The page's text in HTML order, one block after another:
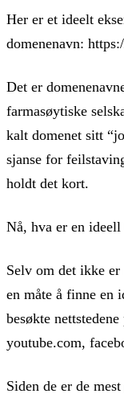
Her er et ideelt
domenenavn:
Det er
farmasøytiske
kalt domenet sitt
sjanse for
holdt det kort.
Nå, hva er en ideell
Selv om det ikke
en måte å finne en
besøkte
youtube.com,
Siden de er de